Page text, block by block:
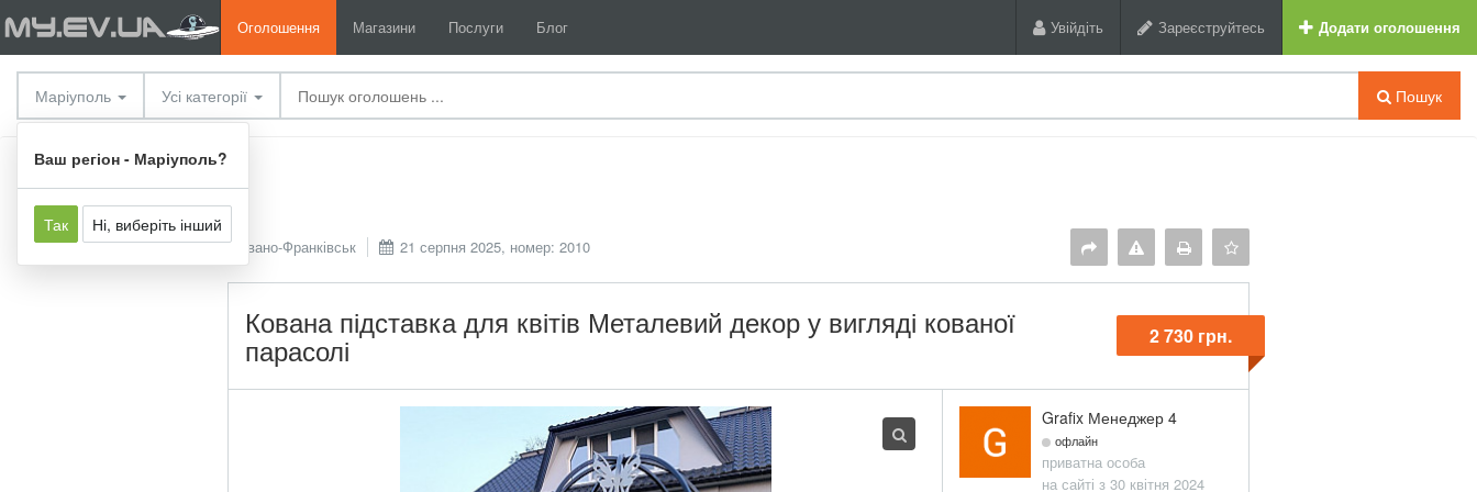
Оголошення Магазини Послуги Блог Увійдіть Зареєструйтесь Додати оголошення
Маріуполь
Ваш регіон - Маріуполь?
Так Ні, виберіть інший
Усі категорії Пошук
Послуги Інші послуги
Івано-Франківськ 21 серпня 2025, номер: 2010
Кована підставка для квітів Металевий декор у вигляді кованої
парасолі 2 730 грн.
Grafix Менеджер 4
офлайн
приватна особа
на сайті з 30 квітня 2024